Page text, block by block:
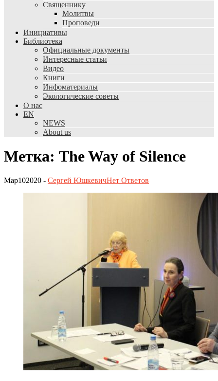
Священнику
Молитвы
Проповеди
Инициативы
Библиотека
Официальные документы
Интересные статьи
Видео
Книги
Инфоматериалы
Экологические советы
О нас
EN
NEWS
About us
Метка: The Way of Silence
Мар102020 - Сергей ЮшкевичНет Ответов